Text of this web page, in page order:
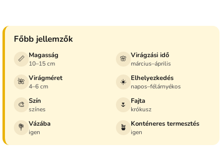
Főbb jellemzők
📏 Magasság
10–15 cm 🌸 Virágzási idő
március–április
🌺 Virágméret
4–6 cm ☀️ Elhelyezkedés
napos–félárnyékos
🎨 Szín
színes 🌷 Fajta
krókusz
💐 Vázába
igen 🪴 Konténeres termesztés
igen